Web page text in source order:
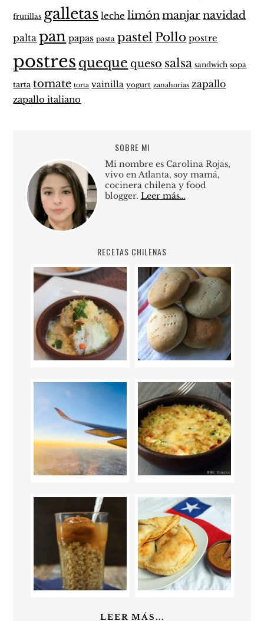
frutillas galletas leche limónmanjarnavidad
palta pan papas pasta pastel Pollo postre
postres queque queso salsa sandwich sopa
tarta tomate torta vainilla yogurt zanahorias zapallo
zapallo italiano
SOBRE MI
Mi nombre es Carolina Rojas,
vivo en Atlanta, soy mamá,
cocinera chilena y food
blogger. Leer más…
RECETAS CHILENAS
LEER MÁS...